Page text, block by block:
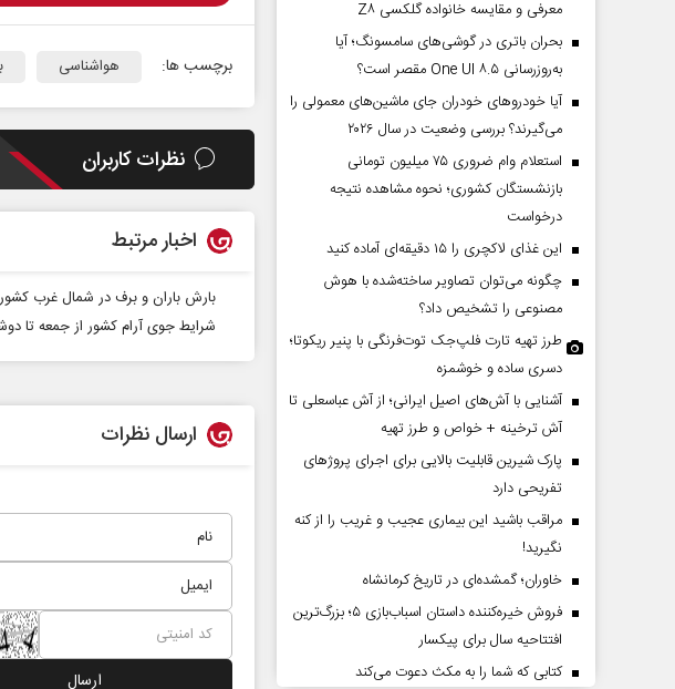
برچسب ها: هواشناسی
نظرات کاربران
اخبار مرتبط
بارش باران و برف در شمال غرب کشور
شرایط جوی آرام کشور از جمعه تا دوشنبه | ورود ۲ سامانه
ارسال نظرات
معرفی و مقایسه خانواده گلکسی Z۸
بحران باتری در گوشی‌های سامسونگ؛ آیا
به‌روزرسانی One UI ۸.۵ مقصر است؟
آیا خودروهای خودران جای ماشین‌های معمولی را
می‌گیرند؟ بررسی وضعیت در سال ۲۰۲۶
استعلام وام ضروری ۷۵ میلیون تومانی
بازنشستگان کشوری؛ نحوه مشاهده نتیجه
درخواست
این غذای لاکچری را ۱۵ دقیقه‌ای آماده کنید
چگونه می‌توان تصاویر ساخته‌شده با هوش
مصنوعی را تشخیص داد؟
طرز تهیه تارت فلپ‌جک توت‌فرنگی با پنیر ریکوتا؛
دسری ساده و خوشمزه
آشنایی با آش‌های اصیل ایرانی؛ از آش عباسعلی تا
آش ترخینه + خواص و طرز تهیه
پارک شیرین قابلیت‌ بالایی برای اجرای پروژهای
تفریحی دارد
مراقب باشید این بیماری عجیب و غریب را از کنه
نگیرید!
خاوران؛ گمشده‌ای در تاریخ کرمانشاه
فروش خیره‌کننده داستان اسباب‌بازی ۵؛ بزرگ‌ترین
افتتاحیه سال برای پیکسار
کتابی که شما را به مکث دعوت می‌کند